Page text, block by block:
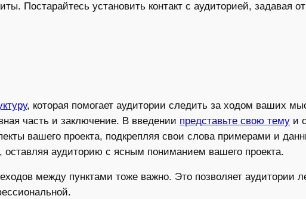
Постарайтесь установить контакт с аудиторией, задавая
, которая помогает аудитории следить за ходом ваших
часть и заключение. В введении представьте свою тему и
вашего проекта, подкрепляя свои слова примерами и
оставляя аудиторию с ясным пониманием вашего проекта.
между пунктами тоже важно. Это позволяет